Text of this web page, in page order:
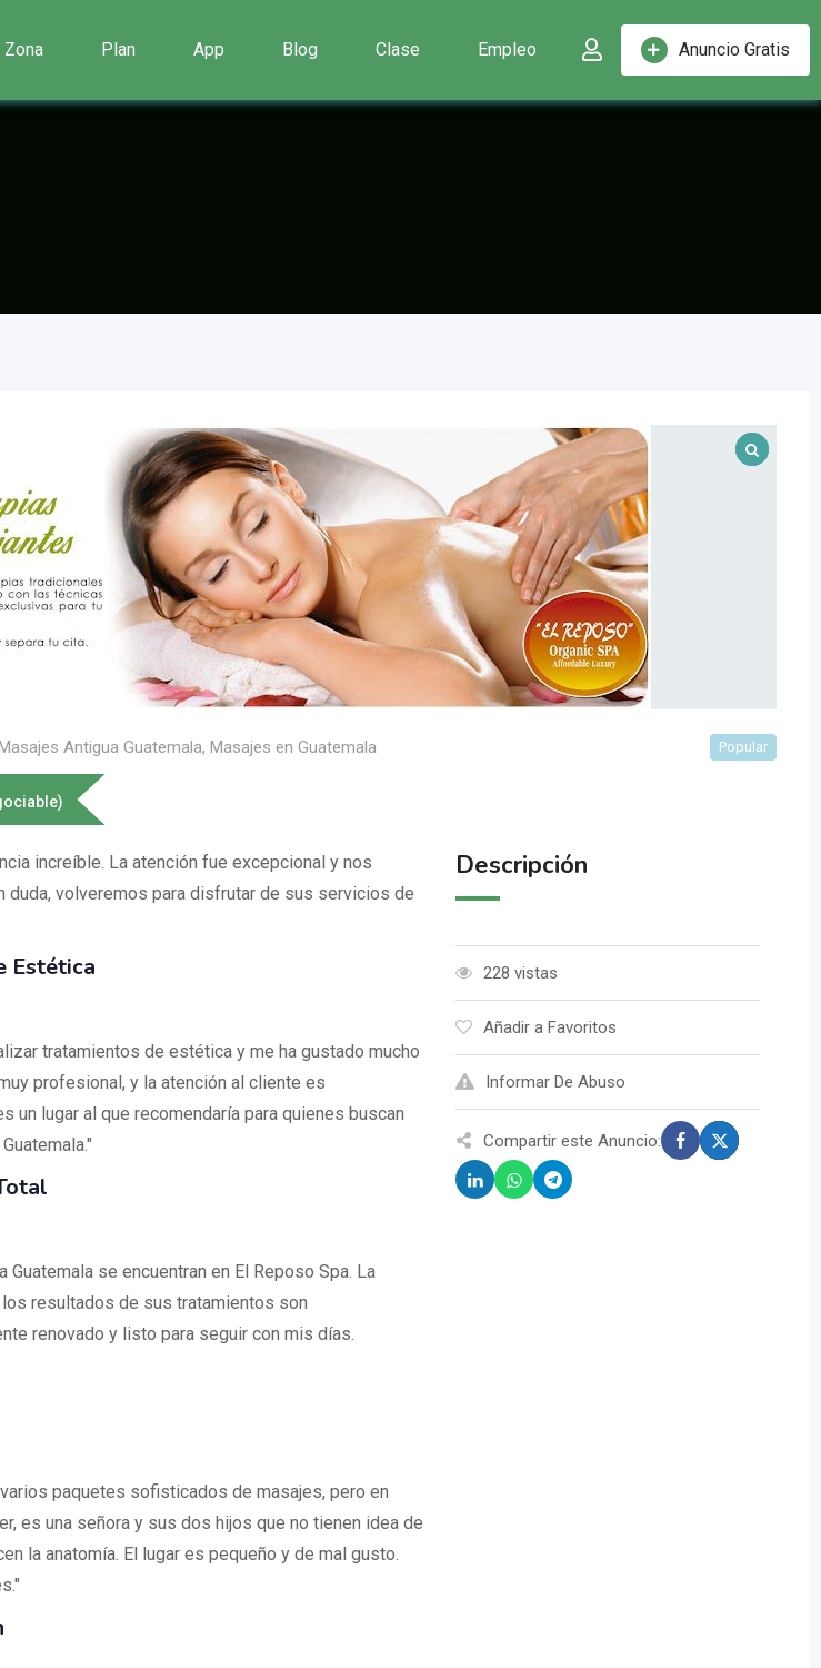
Anuncio Gratis
Zona Plan App Blog Clase Empleo
Antigua Guatemala, Masajes en Guatemala Popular
increíble. La atención fue excepcional y nos
duda, volveremos para disfrutar de sus servicios de
Estética
tratamientos de estética y me ha gustado mucho
profesional, y la atención al cliente es
un lugar al que recomendaría para quienes buscan
se encuentran en El Reposo Spa. La
resultados de sus tratamientos son
renovado y listo para seguir con mis días.
paquetes sofisticados de masajes, pero en
es una señora y sus dos hijos que no tienen idea de
la anatomía. El lugar es pequeño y de mal gusto.
Descripción
228 vistas
Añadir a Favoritos
Informar De Abuso
Compartir este Anuncio: